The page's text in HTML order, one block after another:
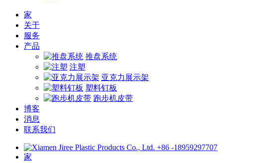
家
关于
服务
产品
推盘系统
注塑
亚克力展示架
塑料钉板
跑步机皮带
博客
消息
联系我们
+86 -18959297707
家